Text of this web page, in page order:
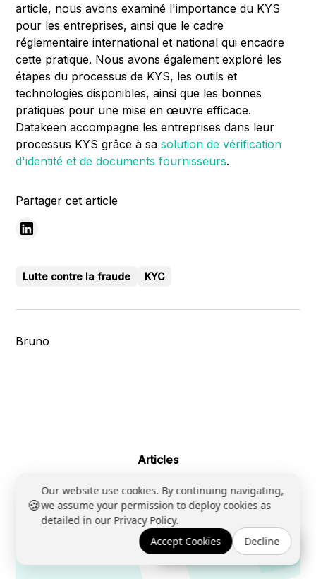
article, nous avons examiné l'importance du KYS
pour les entreprises, ainsi que le cadre
réglementaire international et national qui encadre
cette pratique. Nous avons également exploré les
étapes du processus de KYS, les outils et
technologies disponibles, ainsi que les bonnes
pratiques pour une mise en œuvre efficace.
Datakeen accompagne les entreprises dans leur
processus KYS grâce à sasolution de vérification
d'identité et de documents fournisseurs.
Partager cet article
KYC
Lutte contre la fraude
Bruno
Articles
Continuer la lecture
🍪
Our website use cookies. By continuing navigating,
we assume your permission to deploy cookies as
detailed in our Privacy Policy.
Accept Cookies
Decline
Réserver une démo →